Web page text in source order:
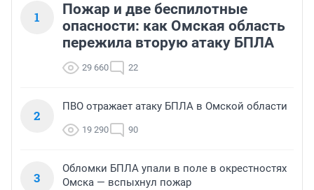
1
Пожар и две беспилотные
опасности: как Омская область
пережила вторую атаку БПЛА
29 660 22
2
ПВО отражает атаку БПЛА в Омской области
19 290 90
3
Обломки БПЛА упали в поле в окрестностях
Омска — вспыхнул пожар